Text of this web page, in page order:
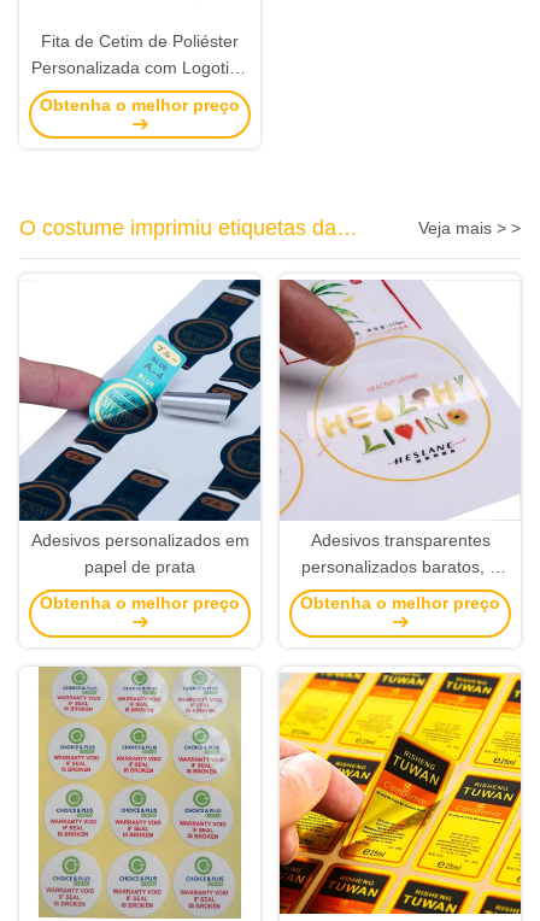
Fita de Cetim de Poliéster
Personalizada com Logotipo
em Foil Azul – Fita de Marca
de Luxo
Obtenha o melhor preço
O costume imprimiu etiquetas da
etiqueta
Veja mais > >
Adesivos personalizados em
papel de prata
Obtenha o melhor preço
Adesivos transparentes
personalizados baratos, à
prova d'água, etiquetas
adesivas transparentes com
Obtenha o melhor preço